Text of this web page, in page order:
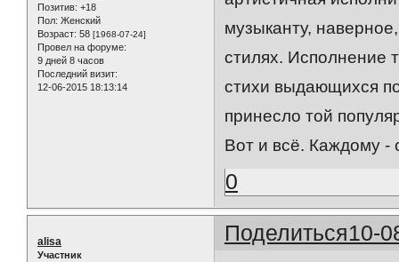
Позитив: +18
Пол: Женский
Возраст: 58 [1968-07-24]
Провел на форуме:
9 дней 8 часов
Последний визит:
12-06-2015 18:13:14
музыканту,
стилях. Исполнение
стихи выдающихся
принесло той
Вот и всё. Каждому -
0
Поделиться10-
alisa
Участник